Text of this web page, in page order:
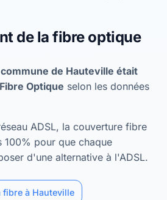
de la fibre optique
commune de Hauteville était
Optique selon les données
ADSL, la couverture fibre
pour que chaque
d'une alternative à l'ADSL.
fibre à Hauteville